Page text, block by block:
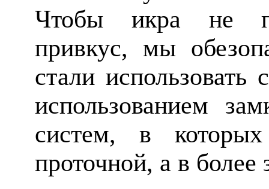
Чтобы икра не
привкус, мы
стали использовать
использованием
систем, в
проточной, а в более